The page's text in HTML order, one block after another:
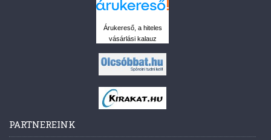
Árukereső, a hiteles
vásárlási kalauz
PARTNEREINK